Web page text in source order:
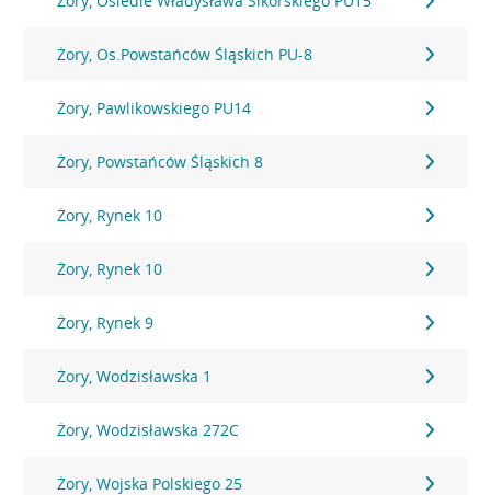
Żory, Os.Powstańców Śląskich PU-8
Żory, Pawlikowskiego PU14
Żory, Powstańców Śląskich 8
Żory, Rynek 10
Żory, Rynek 10
Żory, Rynek 9
Żory, Wodzisławska 1
Żory, Wodzisławska 272C
Żory, Wojska Polskiego 25